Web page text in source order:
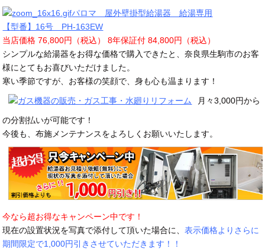
パロマ 屋外壁掛型給湯器 給湯専用
【型番】16号 PH-163EW
当店価格 76,800円（税込） 8年保証付 84,800円（税込）
シンプルな給湯器をお得な価格で購入できたと、奈良県生駒市のお客
様にとてもお喜びいただけました。
寒い季節ですが、お客様の笑顔で、身も心も温まります！
月々3,000円から
の分割払いが可能です！
今後も、布施メンテナンスをよろしくお願いいたします。
今なら超お得なキャンペーン中です！
現在の設置状況を写真で添付して頂いた場合に、表示価格よりさらに
期間限定で1,000円引きさせていただきます！！